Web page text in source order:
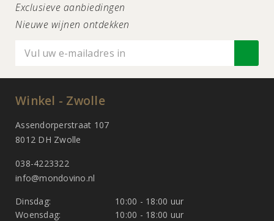
Exclusieve aanbiedingen
Nieuwe wijnen ontdekken
Winkel - Zwolle
Assendorperstraat 107
8012 DH Zwolle
038-4223322
info@mondovino.nl
Dinsdag:
10:00 - 18:00 uur
Woensdag:
10:00 - 18:00 uur